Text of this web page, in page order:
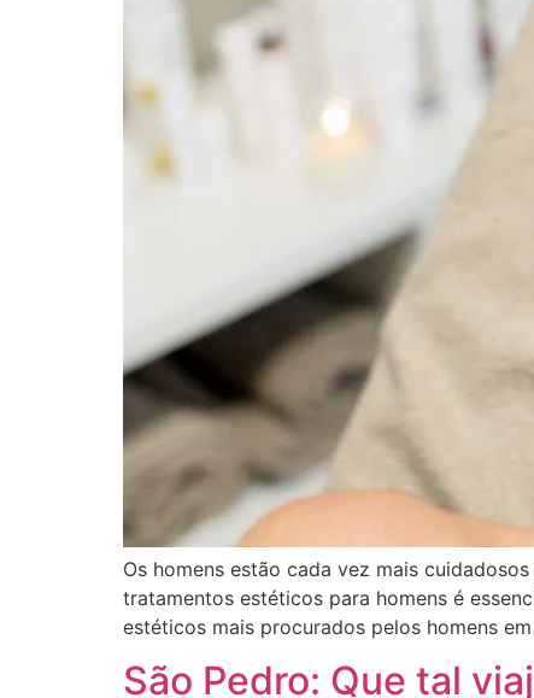
Os homens estão cada vez mais
tratamentos estéticos para homens é
estéticos mais procurados pelos homens
São Pedro: Que tal